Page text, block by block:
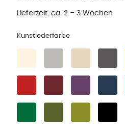
Lieferzeit: ca. 2 – 3 Wochen
Kunstlederfarbe